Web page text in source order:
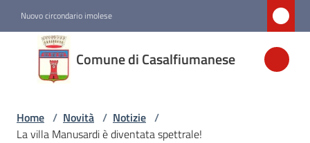
Nuovo circondario imolese
Comune di Casalfiumanese
Comune di
Casalfiumanese
Amministrazione
Home / Novità / Notizie /
La villa Manusardi è diventata spettrale!